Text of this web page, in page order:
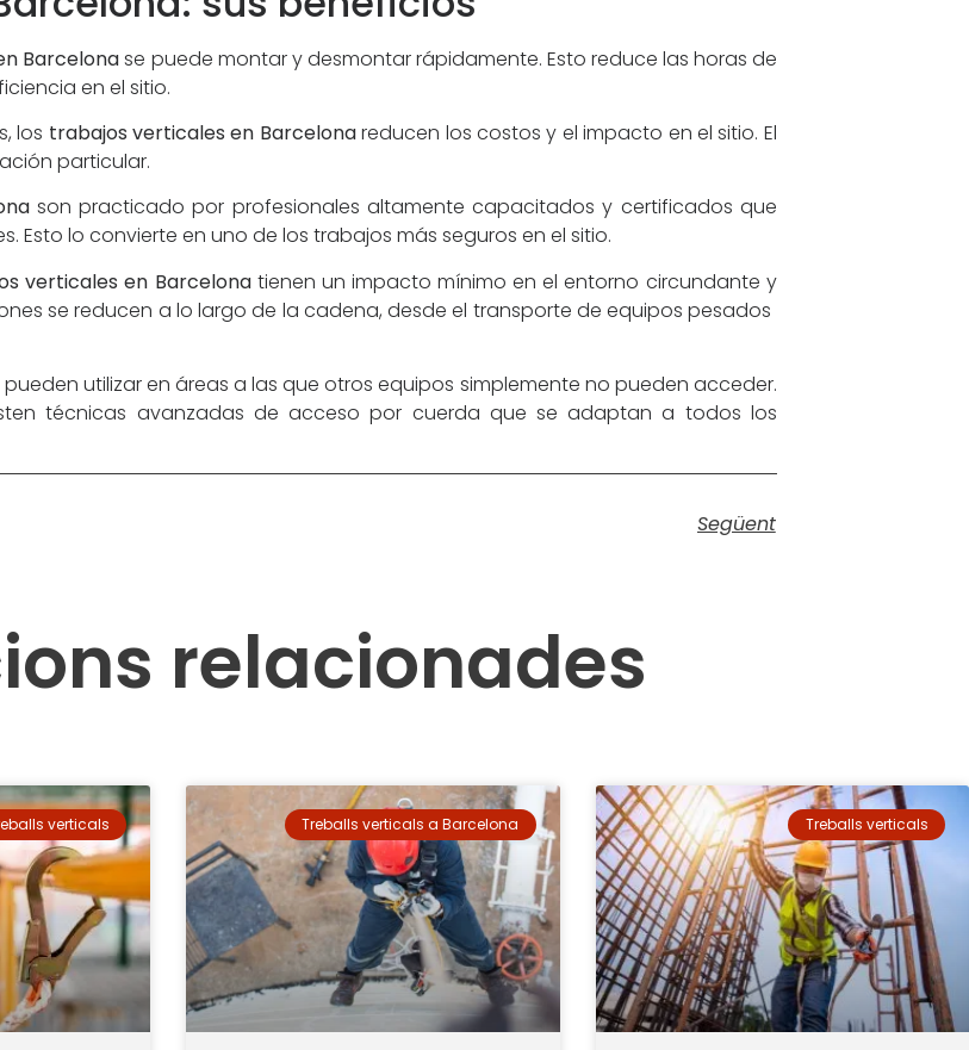
Barcelonase puede montar y desmontar rápidamente. Esto reduce las horas de
en el sitio.
los trabajos verticales en Barcelonareducen los costos y el impacto en el sitio. El
particular.
son practicado por profesionales altamente capacitados y certificados que
Esto lo convierte en uno de los trabajos más seguros en el sitio.
verticales en Barcelonatienen un impacto mínimo en el entorno circundante y
se reducen a lo largo de la cadena, desde el transporte de equipos pesados
utilizar en áreas a las que otros equipos simplemente no pueden acceder.
técnicas avanzadas de acceso por cuerda que se adaptan a todos los
Següent
relacionades
verticals Treballs verticals a Barcelona Treballs verticals